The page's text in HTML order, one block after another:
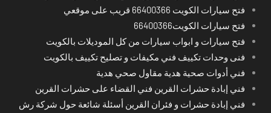
فتح سيارات الكويت 66400366 قريب على موقعي
فتح سيارات الكويت66400366
فتح سيارات و ابواب سيارات من كل الموديلات بالكويت
فنى وحدات تكييف فني مكيفات و تصليح تكييف بالكويت
فني أدوات صحية هدية مقاول صحي هدية
فني إبادة حشرات القرين فني القضاء على حشرات القرين
فني إبادة حشرات و فئران القرين أسئلة شائعة حول شركة رش